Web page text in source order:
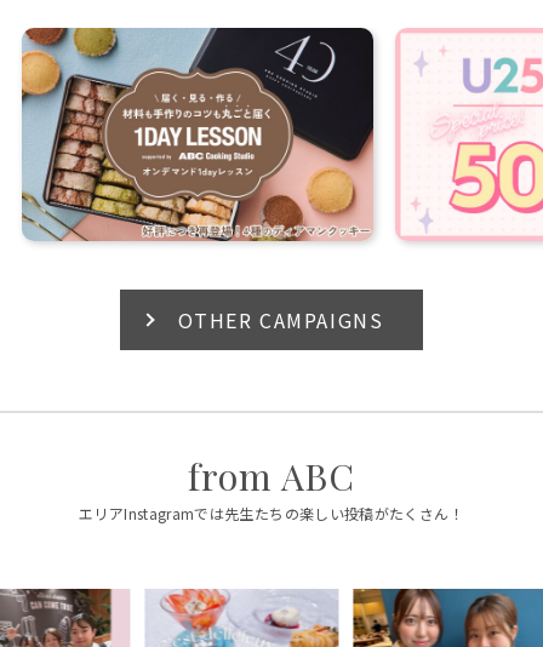
OTHER CAMPAIGNS
from ABC
エリアInstagramでは先生たちの楽しい投稿がたくさん！